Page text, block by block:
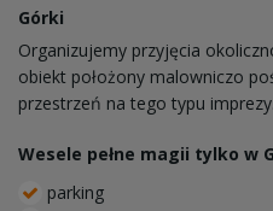
Górki
Organizujemy przyjęcia
obiekt położony malowniczo
przestrzeń na tego typu
Wesele pełne magii tylko w
parking